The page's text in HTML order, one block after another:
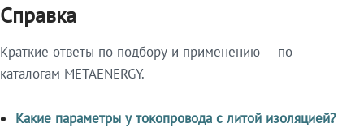
Справка
Краткие ответы по подбору и применению — по
каталогам METAENERGY.
Какие параметры у токопровода с литой изоляцией?